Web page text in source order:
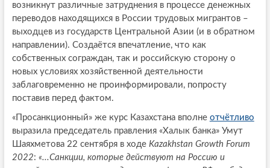
возникнут различные затруднения в процессе денежных
переводов находящихся в России трудовых мигрантов –
выходцев из государств Центральной Азии (и в обратном
направлении). Создаётся впечатление, что как
собственных сограждан, так и российскую сторону о
новых условиях хозяйственной деятельности
заблаговременно не проинформировали, попросту
поставив перед фактом.
«Просанкционный» же курс Казахстана вполне отчётливо
выразила председатель правления «Халык банка» Умут
Шаяхметова 22 сентября в ходе Kazakhstan Growth Forum
2022: «...Санкции, которые действуют на Россию и